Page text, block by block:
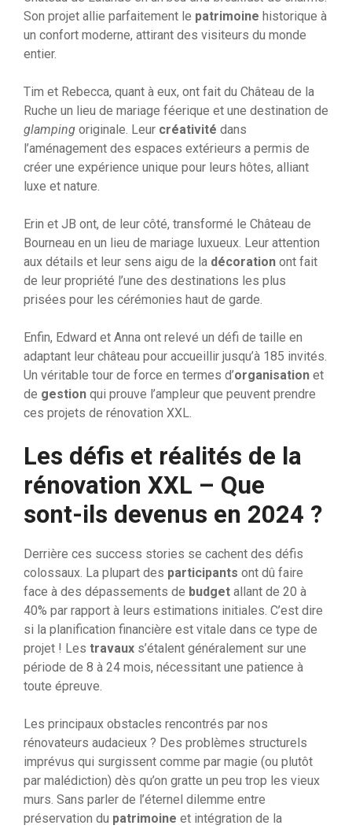
Son projet allie parfaitement le patrimoine historique à
un confort moderne, attirant des visiteurs du monde
entier.
Tim et Rebecca, quant à eux, ont fait du Château de la
Ruche un lieu de mariage féerique et une destination de
glamping originale. Leur créativité dans
l’aménagement des espaces extérieurs a permis de
créer une expérience unique pour leurs hôtes, alliant
luxe et nature.
Erin et JB ont, de leur côté, transformé le Château de
Bourneau en un lieu de mariage luxueux. Leur attention
aux détails et leur sens aigu de la décoration ont fait
de leur propriété l’une des destinations les plus
prisées pour les cérémonies haut de garde.
Enfin, Edward et Anna ont relevé un défi de taille en
adaptant leur château pour accueillir jusqu’à 185 invités.
Un véritable tour de force en termes d’organisation et
de gestion qui prouve l’ampleur que peuvent prendre
ces projets de rénovation XXL.
Les défis et réalités de la
rénovation XXL – Que
sont-ils devenus en 2024 ?
Derrière ces success stories se cachent des défis
colossaux. La plupart des participants ont dû faire
face à des dépassements de budget allant de 20 à
40% par rapport à leurs estimations initiales. C’est dire
si la planification financière est vitale dans ce type de
projet ! Les travaux s’étalent généralement sur une
période de 8 à 24 mois, nécessitant une patience à
toute épreuve.
Les principaux obstacles rencontrés par nos
rénovateurs audacieux ? Des problèmes structurels
imprévus qui surgissent comme par magie (ou plutôt
par malédiction) dès qu’on gratte un peu trop les vieux
murs. Sans parler de l’éternel dilemme entre
préservation du patrimoine et intégration de la